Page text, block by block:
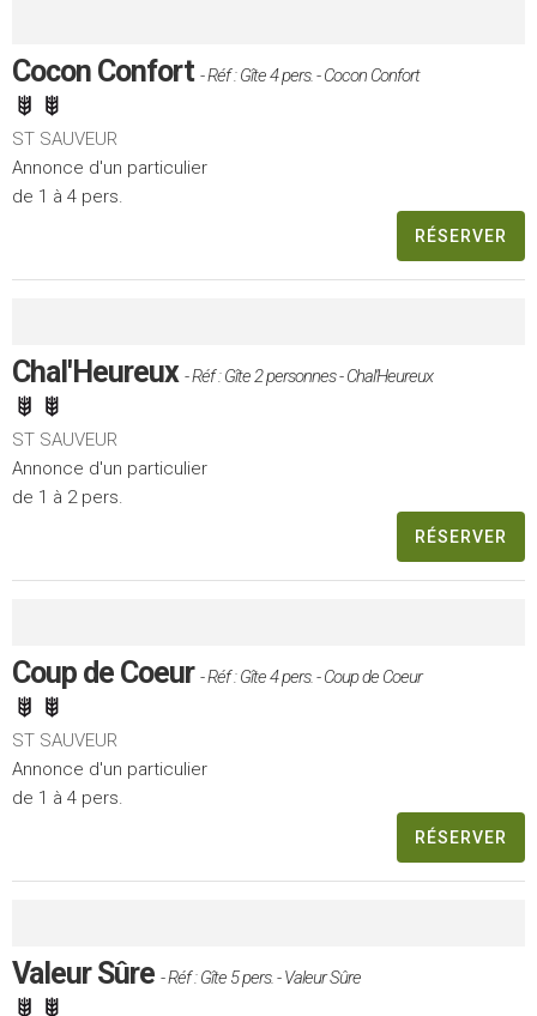
Cocon Confort - Réf : Gîte 4 pers. - Cocon Confort
ST SAUVEUR
Annonce d'un particulier
de 1 à 4 pers.
RÉSERVER
Chal'Heureux - Réf : Gîte 2 personnes - Chal'Heureux
ST SAUVEUR
Annonce d'un particulier
de 1 à 2 pers.
RÉSERVER
Coup de Coeur - Réf : Gîte 4 pers. - Coup de Coeur
ST SAUVEUR
Annonce d'un particulier
de 1 à 4 pers.
RÉSERVER
Valeur Sûre - Réf : Gîte 5 pers. - Valeur Sûre